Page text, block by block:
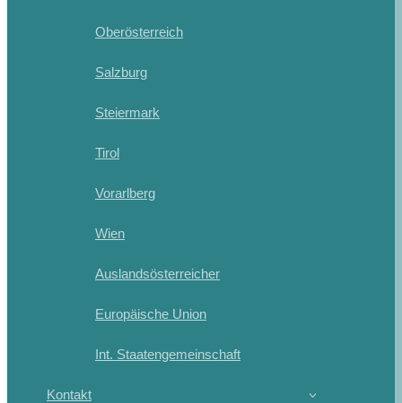
Oberösterreich
Salzburg
Steiermark
Tirol
Vorarlberg
Wien
Auslandsösterreicher
Europäische Union
Int. Staatengemeinschaft
Kontakt